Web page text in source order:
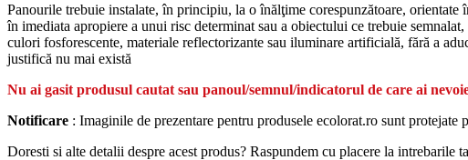
Panourile trebuie instalate, în principiu, la o înălţime corespunzătoare,
în imediata apropiere a unui risc determinat sau a obiectului ce trebuie
culori fosforescente, materiale reflectorizante sau iluminare artificială, fără a
justifică nu mai există
Nu ai gasit produsul cautat sau panoul/semnul/indicatorul de care ai
Notificare : Imaginile de prezentare pentru produsele ecolorat.ro sunt
Doresti si alte detalii despre acest produs? Raspundem cu placere la intrebarile